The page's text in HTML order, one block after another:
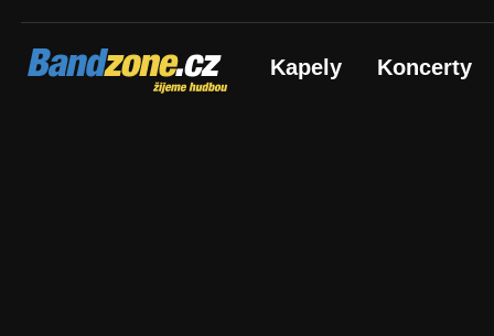
Bandzone.cz
žijeme hudbou Kapely Koncerty